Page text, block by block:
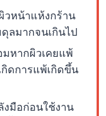
วหน้าแห้งกร้าน
ดุลมากจนเกินไป
หากผิวเคยแพ้
ดการแพ้เกิดขึ้น
มือก่อนใช้งาน